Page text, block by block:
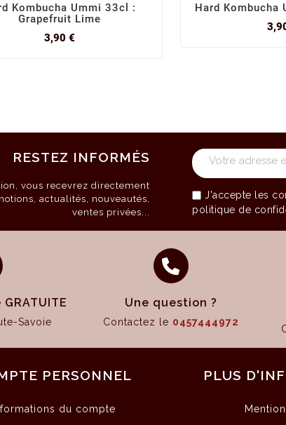
Kombucha Ummi 33cl :
Grapefruit Lime
3,90 €
Hard Kombucha
RESTEZ INFORMÉS
vous recevrez directement
actualités, nouveautés,
ventes privées...
J'accepte les
politique de
Savoie
Une question ?
Contactez le 0457444972
PERSONNEL
du compte
PLUS